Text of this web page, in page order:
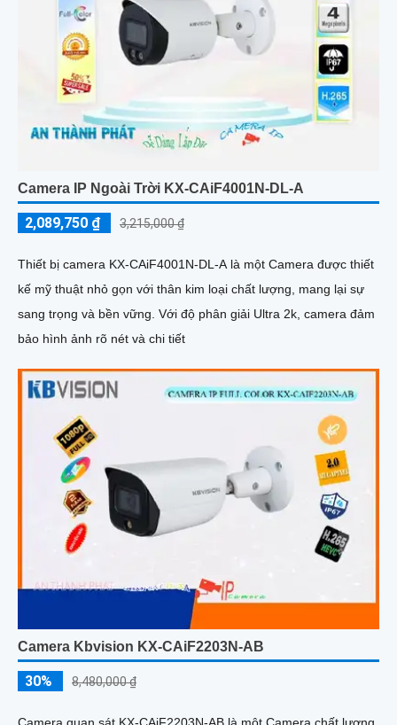
Camera IP Ngoài Trời KX-CAiF4001N-DL-A
2,089,750 ₫ 3,215,000 ₫
Thiết bị camera KX-CAiF4001N-DL-A là một Camera được thiết
kế mỹ thuật nhỏ gọn với thân kim loại chất lượng, mang lại sự
sang trọng và bền vững. Với độ phân giải Ultra 2k, camera đảm
bảo hình ảnh rõ nét và chi tiết
Camera Kbvision KX-CAiF2203N-AB
30% 8,480,000 ₫
Camera quan sát KX-CAiF2203N-AB là một Camera chất lượng